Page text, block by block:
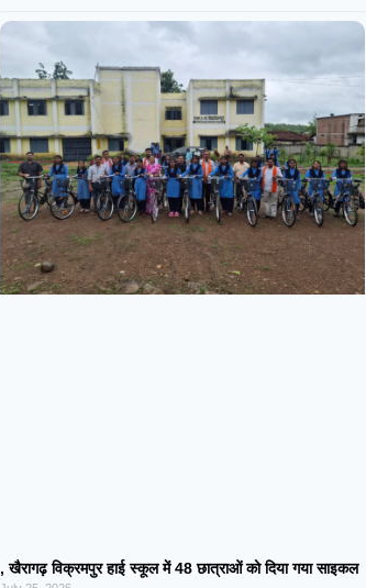
, खैरागढ़ विक्रमपुर हाई स्कूल में 48 छात्राओं को दिया गया साइकल